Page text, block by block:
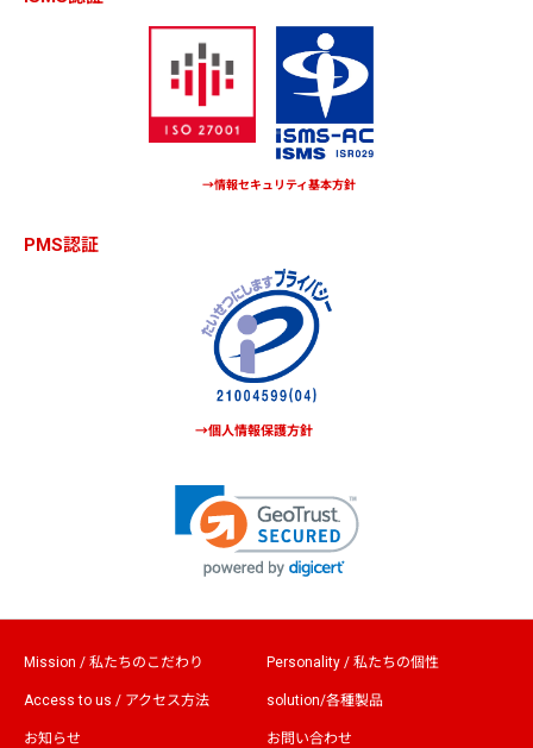
→情報セキュリティ基本方針
PMS認証
→個人情報保護方針
Mission / 私たちのこだわり Personality / 私たちの個性
Access to us / アクセス方法 solution/各種製品
お知らせ お問い合わせ